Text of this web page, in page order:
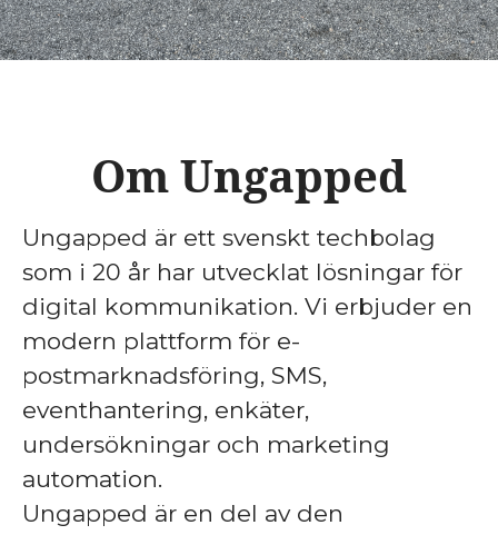
Om Ungapped
Ungapped är ett svenskt techbolag
som i 20 år har utvecklat lösningar för
digital kommunikation. Vi erbjuder en
modern plattform för e-
postmarknadsföring, SMS,
eventhantering, enkäter,
undersökningar och marketing
automation.
Ungapped är en del av den